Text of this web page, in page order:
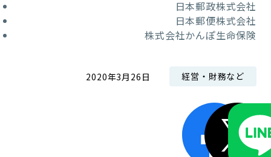
日本郵政株式会社
日本郵便株式会社
株式会社かんぽ生命保険
2020年3月26日 経営・財務など